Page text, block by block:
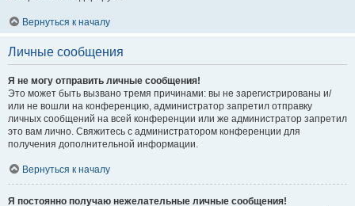
Вернуться к началу
Личные сообщения
Я не могу отправить личные сообщения!
Это может быть вызвано тремя причинами: вы не зарегистрированы и/
или не вошли на конференцию, администратор запретил отправку
личных сообщений на всей конференции или же администратор запретил
это вам лично. Свяжитесь с администратором конференции для
получения дополнительной информации.
Вернуться к началу
Я постоянно получаю нежелательные личные сообщения!